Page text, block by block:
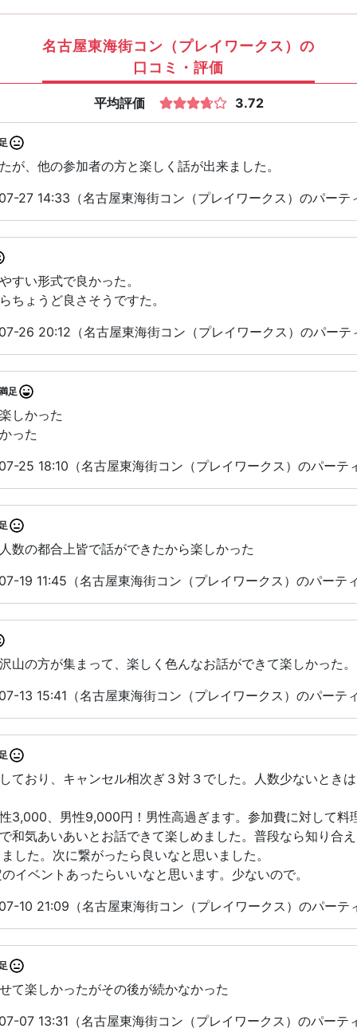
名古屋東海街コン（プレイワークス）の
口コミ・評価
平均評価 3.72
が、他の参加者の方と楽しく話が出来ました。
27 14:33（名古屋東海街コン（プレイワークス）のパーテ
すい形式で良かった。
ちょうど良さそうですた。
26 20:12（名古屋東海街コン（プレイワークス）のパーテ
足
しかった
った
25 18:10（名古屋東海街コン（プレイワークス）のパーテ
数の都合上皆で話ができたから楽しかった
19 11:45（名古屋東海街コン（プレイワークス）のパーテ
山の方が集まって、楽しく色んなお話ができて楽しかった。
13 15:41（名古屋東海街コン（プレイワークス）のパーテ
ており、キャンセル相次ぎ３対３でした。人数少ないとき
3,000、男性9,000円！男性高過ぎます。参加費に対して料
和気あいあいとお話できて楽しめました。普段なら知り合
した。次に繋がったら良いなと思いました。
イベントあったらいいなと思います。少ないので。
10 21:09（名古屋東海街コン（プレイワークス）のパーテ
て楽しかったがその後が続かなかった
07 13:31（名古屋東海街コン（プレイワークス）のパーテ